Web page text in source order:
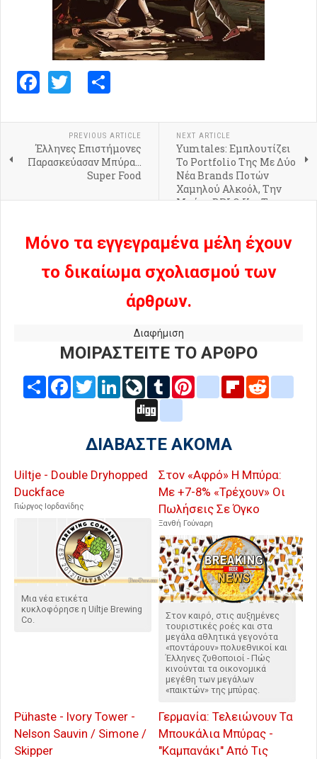
Facebook
Twitter
PREVIOUS ARTICLE
Έλληνες Επιστήμονες
Παρασκεύασαν Μπύρα...
Super Food
NEXT ARTICLE
Yumtales: Εμπλουτίζει
Το Portfolio Της Με Δύο
Νέα Brands Ποτών
Χαμηλού Αλκοόλ, Την
Μπύρα BRLO Και Τα
Μόνο τα εγγεγραμένα μέλη έχουν
το δικαίωμα σχολιασμού των
άρθρων.
Διαφήμιση
ΜΟΙΡΑΣΤΕΙΤΕ ΤΟ ΑΡΘΡΟ
Share FacebookTwitterLinkedInLiveJournal
Tumblr Pinterestblogger_post
Flipboard
ΔΙΑΒΑΣΤΕ ΑΚΟΜΑ
Uiltje - Double Dryhopped
Duckface
Γιώργος Ιορδανίδης
Μια νέα ετικέτα
κυκλοφόρησε η Uiltje Brewing
Co.
Στον «Αφρό» Η Μπύρα:
Με +7-8% «Τρέχουν» Οι
Πωλήσεις Σε Όγκο
Ξανθή Γούναρη
Στον καιρό, στις αυξημένες
τουριστικές ροές και στα
μεγάλα αθλητικά γεγονότα
«ποντάρουν» πολυεθνικοί και
Έλληνες ζυθοποιοί - Πώς
κινούνται τα οικονομικά
μεγέθη των μεγάλων
«παικτών» της μπύρας.
Pühaste - Ivory Tower -
Nelson Sauvin / Simone /
Skipper
Γερμανία: Τελειώνουν Τα
Μπουκάλια Μπύρας -
"Καμπανάκι" Από Τις